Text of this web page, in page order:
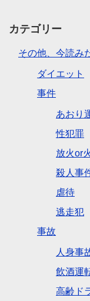
カテゴリー
その他、今読み
ダイエット
事件
あおり
性犯罪
放火or
殺人事
虐待
逃走犯
事故
人身事
飲酒運
高齢ド